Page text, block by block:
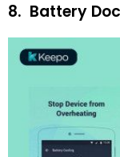
8. Battery